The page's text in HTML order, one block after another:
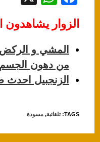
c
e
b
o
k
at
s
A
p
الزوار يشاهدون
المشي و
من دهون الجسم
الزنجبيل احدث
TAGS
:تلقائية, مسودة